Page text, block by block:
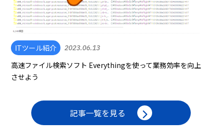
ITツール紹介 2023.06.13
高速ファイル検索ソフト Everythingを使って業務効率を向上
させよう
記事一覧を見る